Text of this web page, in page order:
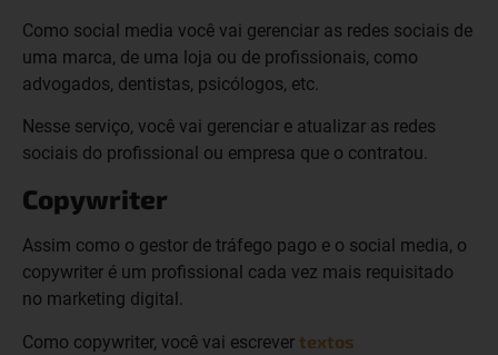
Como social media você vai gerenciar as redes sociais de
uma marca, de uma loja ou de profissionais, como
advogados, dentistas, psicólogos, etc.
Nesse serviço, você vai gerenciar e atualizar as redes
sociais do profissional ou empresa que o contratou.
Copywriter
Assim como o gestor de tráfego pago e o social media, o
copywriter é um profissional cada vez mais requisitado
no marketing digital.
Como copywriter, você vai escrever textos